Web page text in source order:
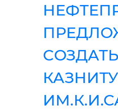
КАЗНИТУ